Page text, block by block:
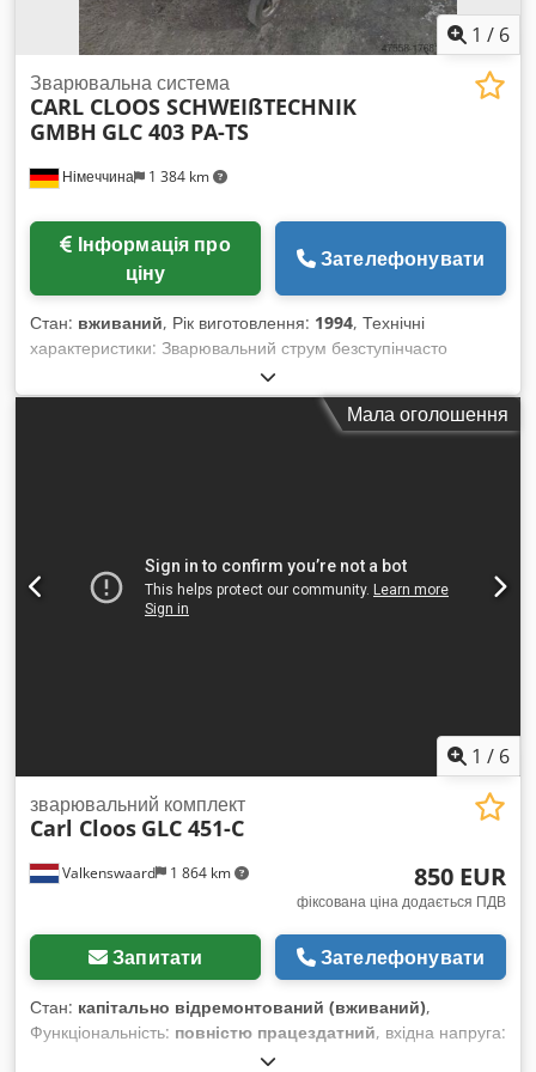
1 / 6
Німеччина 1 384 km
Зварювальна система
CARL CLOOS SCHWEIßTECHNIK
GMBH GLC 403 PA-TS
ціну
Зателефонувати
Стан: вживаний, Рік виготовлення: 1994, Технічні
характеристики: Зварювальний струм безступінчасто
регулюється: 40...400 А Довжина: 900 мм Висота: 1200 мм
Загальна потужність: 13,8 кВА Dedpfxeu Nwx Ue Ahuokr
Маса машини приблизно: 180 кг Необхідний простір
A5 відсутня
Мала оголошення
1 / 6
Valkenswaard 1 864 km
зварювальний комплект
Carl Cloos GLC 451-C
850 EUR
фіксована ціна додається ПДВ
Запитати Зателефонувати
Стан: капітально відремонтований (вживаний),
Функціональність: повністю працездатний, вхідна напруга:
, довжина заземлювального кабелю: